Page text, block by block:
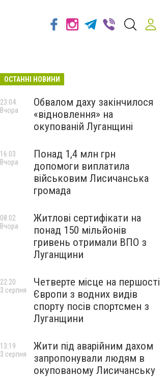
ОСТАННІ НОВИНИ
Обвалом даху закінчилося
«відновлення» на
окупованій Луганщині
23:04
Вчора
Понад 1,4 млн грн
допомоги виплатила
військовим Лисичанська
громада
16:03
Вчора
Житлові сертифікати на
понад 150 мільйонів
гривень отримали ВПО з
Луганщини
08:02
Вчора
Четверте місце на першості
Європи з водних видів
спорту посів спортсмен з
Луганщини
22:20
3 серпня
Жити під аварійним дахом
запропонували людям в
окупованому Лисичанську
13:19
3 серпня